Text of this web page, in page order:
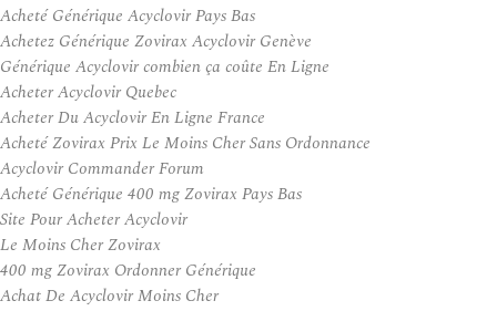
Acheté Générique Acyclovir Pays Bas
Achetez Générique Zovirax Acyclovir Genève
Générique Acyclovir combien ça coûte En Ligne
Acheter Acyclovir Quebec
Acheter Du Acyclovir En Ligne France
Acheté Zovirax Prix Le Moins Cher Sans Ordonnance
Acyclovir Commander Forum
Acheté Générique 400 mg Zovirax Pays Bas
Site Pour Acheter Acyclovir
Le Moins Cher Zovirax
400 mg Zovirax Ordonner Générique
Achat De Acyclovir Moins Cher